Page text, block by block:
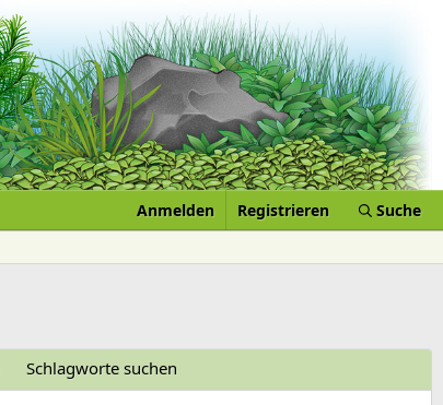
Anmelden Registrieren Suche
Schlagworte suchen